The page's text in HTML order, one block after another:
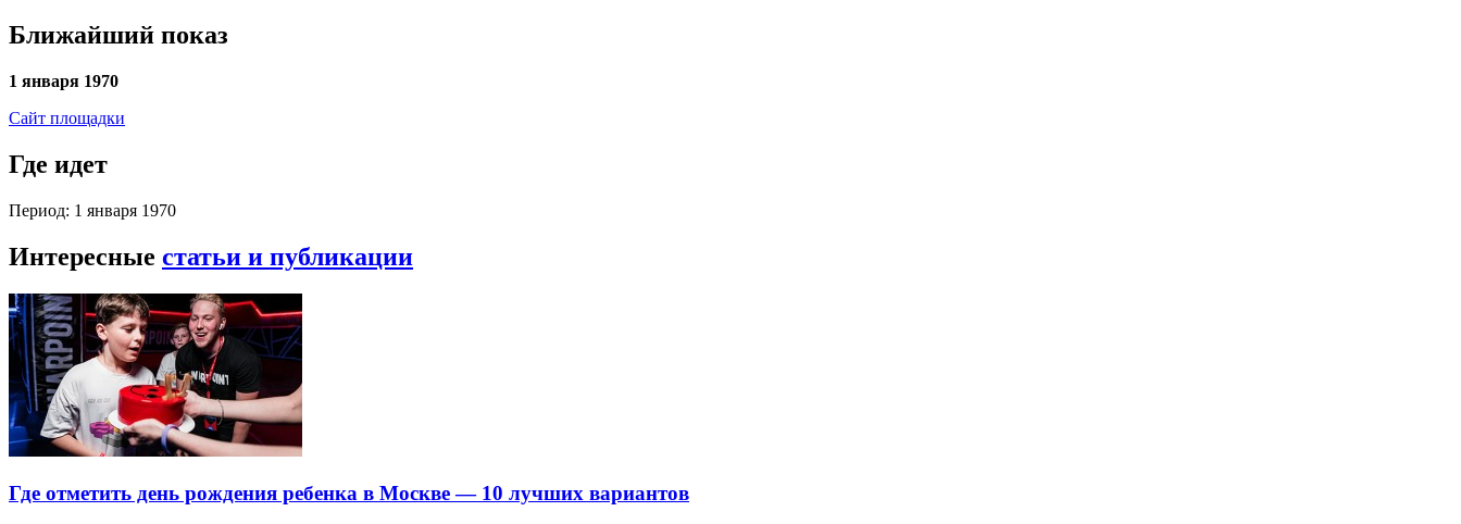
Ближайший показ
1 января 1970
Сайт площадки
Где идет
Период: 1 января 1970
Интересные статьи и публикации
Где отметить день рождения ребенка в Москве — 10 лучших вариантов